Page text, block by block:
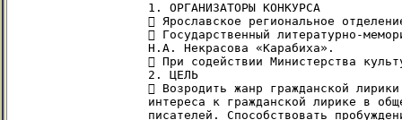
1. ОРГАНИЗАТОРЫ КОНКУРСА
 Ярославское региональное
 Государственный литературно-
Н.А. Некрасова «Карабиха».
 При содействии Министерства
2. ЦЕЛЬ
 Возродить жанр гражданской
интереса к гражданской лирике в
писателей. Способствовать